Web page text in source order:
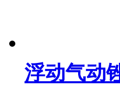
浮动气动